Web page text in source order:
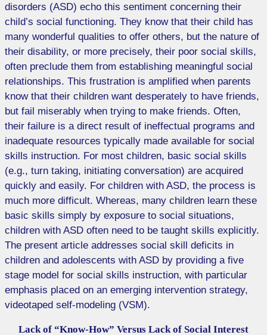
disorders (ASD) echo this sentiment concerning their
child’s social functioning. They know that their child has
many wonderful qualities to offer others, but the nature of
their disability, or more precisely, their poor social skills,
often preclude them from establishing meaningful social
relationships. This frustration is amplified when parents
know that their children want desperately to have friends,
but fail miserably when trying to make friends. Often,
their failure is a direct result of ineffectual programs and
inadequate resources typically made available for social
skills instruction. For most children, basic social skills
(e.g., turn taking, initiating conversation) are acquired
quickly and easily. For children with ASD, the process is
much more difficult. Whereas, many children learn these
basic skills simply by exposure to social situations,
children with ASD often need to be taught skills explicitly.
The present article addresses social skill deficits in
children and adolescents with ASD by providing a five
stage model for social skills instruction, with particular
emphasis placed on an emerging intervention strategy,
videotaped self-modeling (VSM).
Lack of “Know-How” Versus Lack of Social Interest